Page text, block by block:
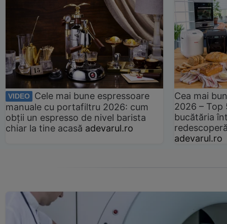
VIDEO
Cele mai bune espressoare
manuale cu portafiltru 2026: cum
obții un espresso de nivel barista
chiar la tine acasă adevarul.ro
Cea mai
2026 –
bucătăria
adevarul.ro